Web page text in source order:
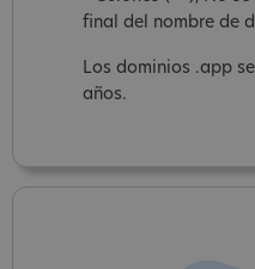
final del nombre de
Los dominios .app
años.